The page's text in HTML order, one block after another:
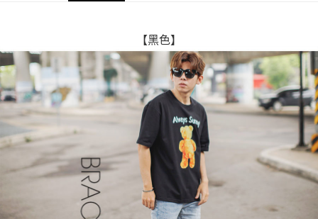
３．安心：先確認商品／服務後，再付款。
【「AFTEE先享後付」結帳流程】
１．於結帳方式選擇「AFTEE先享後付」後，將跳轉至「AFTEE先享後付」
結帳頁面，進行簡訊認證並確認金額後，即可完成結帳。
２．訂單成立數日內，您將收到繳費通知簡訊。
３．收到繳費通知簡訊後14天內，點擊此簡訊中的連結，可透過四大超商／
ATM／網路銀行／等多元方式進行付款，方視為交易完成。
※ 請注意：結帳手續完成當下不需立刻繳費，但若您需要取消訂單，請聯絡
購買商品的店家。未經商家同意取消之訂單仍視為有效，需透過AFTEE先享
後付繳納相關費用。
※ 交易是否成功請以「AFTEE先享後付 」之結帳頁面顯示為準，若有關於
是否繳費成功／繳費後需取消欲退款等相關疑問，請聯繫「AFTEE先享後付
https://netprotections.freshdesk.com/support/home
每筆NT$80，滿NT$1,800(含以上)免運費
先付款後全家取貨
每筆NT$80，滿NT$1,800(含以上)免運費
7-11付款取貨
每筆NT$80，滿NT$1,800(含以上)免運費
先付款後7-11取貨
每筆NT$80，滿NT$1,800(含以上)免運費
【黑色】